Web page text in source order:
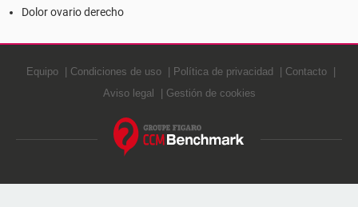
Dolor ovario derecho
Equipo Condiciones de uso Política de privacidad
Contacto
Aviso legal
Gestión de cookies